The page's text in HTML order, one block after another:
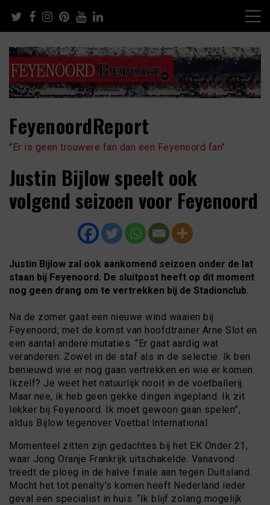
content
FeyenoordReport
"Er is geen trouwere fan dan een Feyenoord fan"
Justin Bijlow speelt ook
volgend seizoen voor Feyenoord
Justin Bijlow zal ook aankomend seizoen onder de lat
staan bij Feyenoord. De sluitpost heeft op dit moment
nog geen drang om te vertrekken bij de Stadionclub.
Na de zomer gaat een nieuwe wind waaien bij
Feyenoord, met de komst van hoofdtrainer Arne Slot en
een aantal andere mutaties. “Er gaat aardig wat
veranderen. Zowel in de staf als in de selectie. Ik ben
benieuwd wie er nog gaan vertrekken en wie er komen.
Ikzelf? Je weet het natuurlijk nooit in de voetballerij.
Maar nee, ik heb geen gekke dingen ingepland. Ik zit
lekker bij Feyenoord. Ik moet gewoon gaan spelen”,
aldus Bijlow tegenover Voetbal International.
Momenteel zitten zijn gedachtes bij het EK Onder 21,
waar Jong Oranje Frankrijk uitschakelde. Vanavond
treedt de ploeg in de halve finale aan tegen Duitsland.
Mocht het tot penalty’s komen heeft Nederland ieder
geval een specialist in huis. “Ik blijf zolang mogelijk